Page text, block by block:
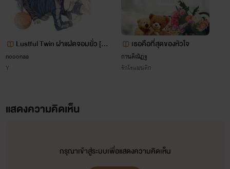
วัย 22 ปี สาวสวยลูกครึ่งอิตาลี-ญี่ปุ่น เพื่อนสนิทของยิบโซ
Lustful Twin ฝาแฝดจอมยั่ว [3
P,18+]
nooonaa
Y
เธอคือที่สุดของหัวใจ
กานติณัฏฐ
รักโรแมนติก
แสดงความคิดเห็น
กรุณาเข้าสู่ระบบเพื่อแสดงความคิดเห็น